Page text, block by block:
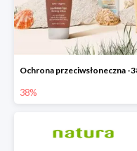
38%